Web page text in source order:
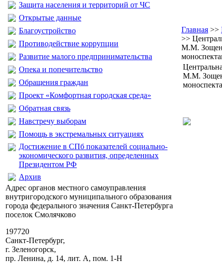
Защита населения и территорий от ЧС
Открытые данные
Благоустройство
Противодействие коррупции
Развитие малого предпринимательства
Опека и попечительство
Обращения граждан
Проект «Комфортная городская среда»
Обратная связь
Навстречу выборам
Помощь в экстремальных ситуациях
Достижение в СПб показателей социально-
экономического развития, определенных
Президентом РФ
Архив
Адрес органов местного самоуправления
внутригородского муниципального образования
города федерального значения Санкт-Петербурга
поселок Смолячково
197720
Санкт-Петербург,
г. Зеленогорск,
пр. Ленина, д. 14, лит. А, пом. 1-Н
Главная >>
>>
М.М.
М.М.